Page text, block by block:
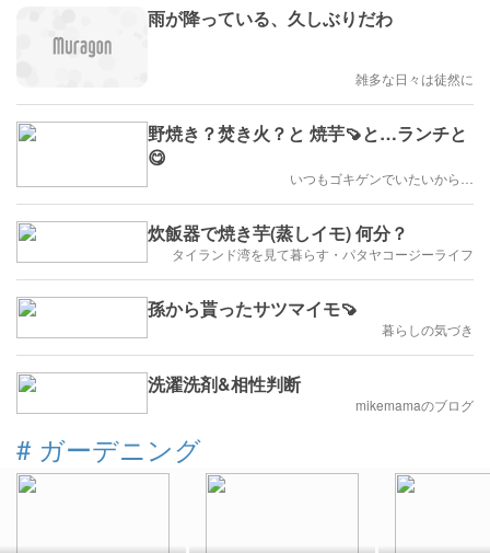
雨が降っている、久しぶりだわ
雑多な日々は徒然に
野焼き？焚き火？と 焼芋🍠と…ランチと
😋
いつもゴキゲンでいたいから…
炊飯器で焼き芋(蒸しイモ) 何分？
タイランド湾を見て暮らす・パタヤコージーライフ
孫から貰ったサツマイモ🍠
暮らしの気づき
洗濯洗剤&相性判断
mikemamaのブログ
# ガーデニング